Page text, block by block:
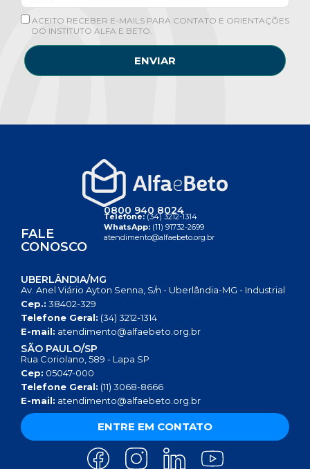
ACEITO RECEBER E-MAILS PARA CONTATO E ORIENTAÇÕES
DO INSTITUTO ALFA E BETO.
ENVIAR
FALE
CONOSCO
0800 940 8024
Telefone:(34) 3212-1314
WhatsApp: (11) 91732-2699
atendimento@alfaebeto.org.br
UBERLÂNDIA/MG
Av. Anel Viário Ayton Senna, S/n - Uberlândia-MG - Industrial
Cep.: 38402-329
Telefone Geral: (34) 3212-1314
E-mail: atendimento@alfaebeto.org.br
SÃO PAULO/SP
Rua Coriolano, 589 - Lapa SP
Cep: 05047-000
Telefone Geral: (11) 3068-8666
E-mail: atendimento@alfaebeto.org.br
ENTRE EM CONTATO